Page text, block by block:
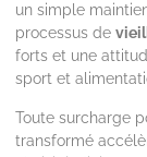
un simple
processus de
forts et une
sport et
Toute surcharge
transformé